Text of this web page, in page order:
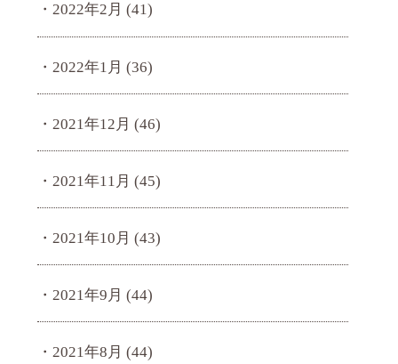
2022年2月 (41)
2022年1月 (36)
2021年12月 (46)
2021年11月 (45)
2021年10月 (43)
2021年9月 (44)
2021年8月 (44)